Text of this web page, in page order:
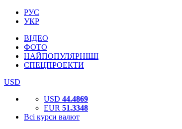
РУС
УКР
ВІДЕО
ФОТО
НАЙПОПУЛЯРНІШІ
СПЕЦПРОЕКТИ
USD
USD 44.4869
EUR 51.3348
Всі курси валют